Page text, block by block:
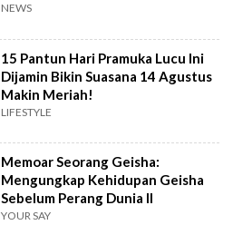
NEWS
15 Pantun Hari Pramuka Lucu Ini
Dijamin Bikin Suasana 14 Agustus
Makin Meriah!
LIFESTYLE
Memoar Seorang Geisha:
Mengungkap Kehidupan Geisha
Sebelum Perang Dunia II
YOUR SAY